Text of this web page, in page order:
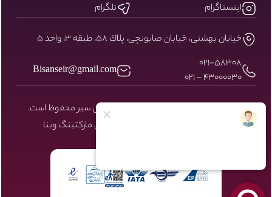
اینستاگرام
تلگرام
خيابان بهشتى، خيابان صابونچى، پلاك ٥٨، طبقه ٣، واحد ٥
۰۲۱-58308
43000030 - 021
Bisanseir@gmail.com
کلیه حقوق مادی و معنوی سایت نزد بیسان سیر محفوظ است.
طراحی و توسعه توسط شرکت دیجیتال مارکتینگوبنا